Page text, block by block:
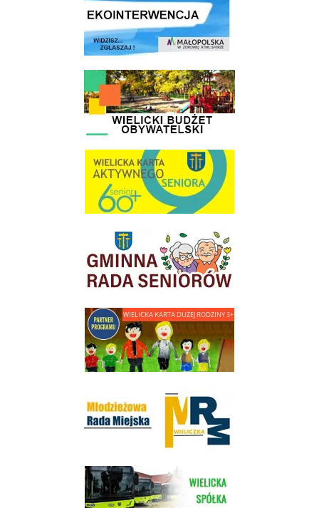
link do strony - Wielicki Budżet Obywatelski
link do strony Wielicka Karta Aktywnego Seniora
link do strony Gminnej Rady Seniorow - Wieliczka
link do strony - Wielicka Karta Dużej Rodziny
link do strony Wielickiej Spółki Transportowej